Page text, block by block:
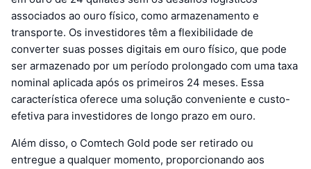
associados ao ouro físico, como armazenamento e
transporte. Os investidores têm a flexibilidade de
converter suas posses digitais em ouro físico, que pode
ser armazenado por um período prolongado com uma taxa
nominal aplicada após os primeiros 24 meses. Essa
característica oferece uma solução conveniente e custo-
efetiva para investidores de longo prazo em ouro.
Além disso, o Comtech Gold pode ser retirado ou
entregue a qualquer momento, proporcionando aos